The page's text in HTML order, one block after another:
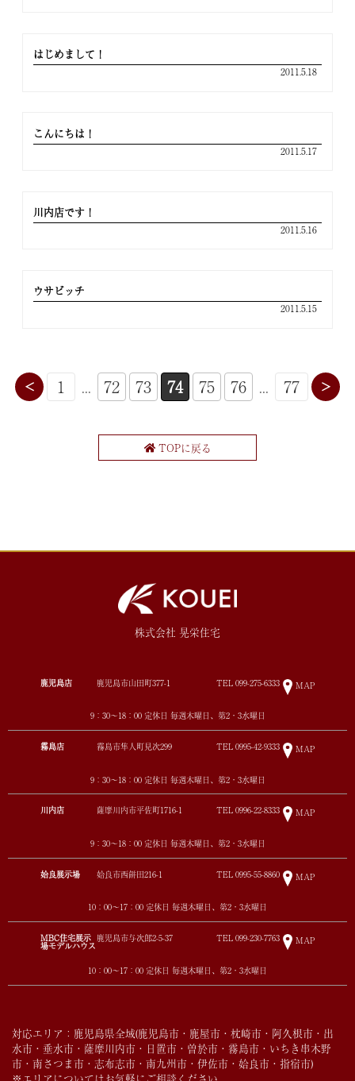
はじめまして！
2011.5.18
こんにちは！
2011.5.17
川内店です！
2011.5.16
ウサビッチ
2011.5.15
1
< ... 72 73 74 75 76 ... >
77
TOPに戻る
株式会社 晃栄住宅
鹿児島店 鹿児島市山田町377-1 TEL 099-275-6333 MAP
9：30～18：00 定休日 毎週木曜日、第2・3水曜日
霧島店 霧島市隼人町見次299 TEL 0995-42-9333 MAP
9：30～18：00 定休日 毎週木曜日、第2・3水曜日
川内店 薩摩川内市平佐町1716-1 TEL 0996-22-8333 MAP
9：30～18：00 定休日 毎週木曜日、第2・3水曜日
姶良展示場 姶良市西餅田216-1 TEL 0995-55-8860 MAP
10：00～17：00 定休日 毎週木曜日、第2・3水曜日
MBC住宅展示
場モデルハウス
鹿児島市与次郎2-5-37 TEL 099-230-7763 MAP
10：00～17：00 定休日 毎週木曜日、第2・3水曜日
対応エリア：鹿児島県全域(鹿児島市・鹿屋市・枕崎市・阿久根市・出
水市・垂水市・薩摩川内市・日置市・曽於市・霧島市・いちき串木野
市・南さつま市・志布志市・南九州市・伊佐市・姶良市・指宿市)